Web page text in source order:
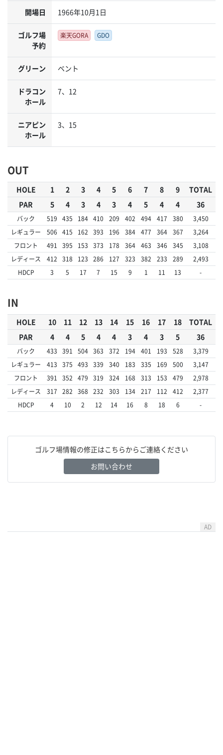
開場日 1966年10月1日
ゴルフ場
予約
楽天GORA GDO
グリーン ベント
ドラコン
ホール
7、12
ニアピン
ホール
3、15
OUT
HOLE 1 2 3 4 5 6 7 8 9
TOTAL
PAR
5 4 3 4 3 4 5 4 4 36
バック 519 435 184 410 209 402 494 417 380
3,450
レギュラー
506 415 162 393 196 384 477 364 367
3,264
フロント
491 395 153 373 178 364 463 346 345
3,108
レディース
412 318 123 286 127 323 382 233 289
2,493
HDCP
3 5 17 7 15 9 1 11 13 -
IN
HOLE 10 11 12 13 14 15 16 17 18
TOTAL
PAR
4 4 5 4 4 3 4 3 5 36
バック 433 391 504 363 372 194 401 193 528
3,379
レギュラー
413 375 493 339 340 183 335 169 500
3,147
フロント
391 352 479 319 324 168 313 153 479
2,978
レディース
317 282 368 232 303 134 217 112 412
2,377
HDCP
4 10 2 12 14 16 8 18 6 -
ゴルフ場情報の修正はこちらからご連絡ください
お問い合わせ
AD